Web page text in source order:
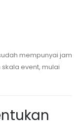
mempunyai jam
event, mulai